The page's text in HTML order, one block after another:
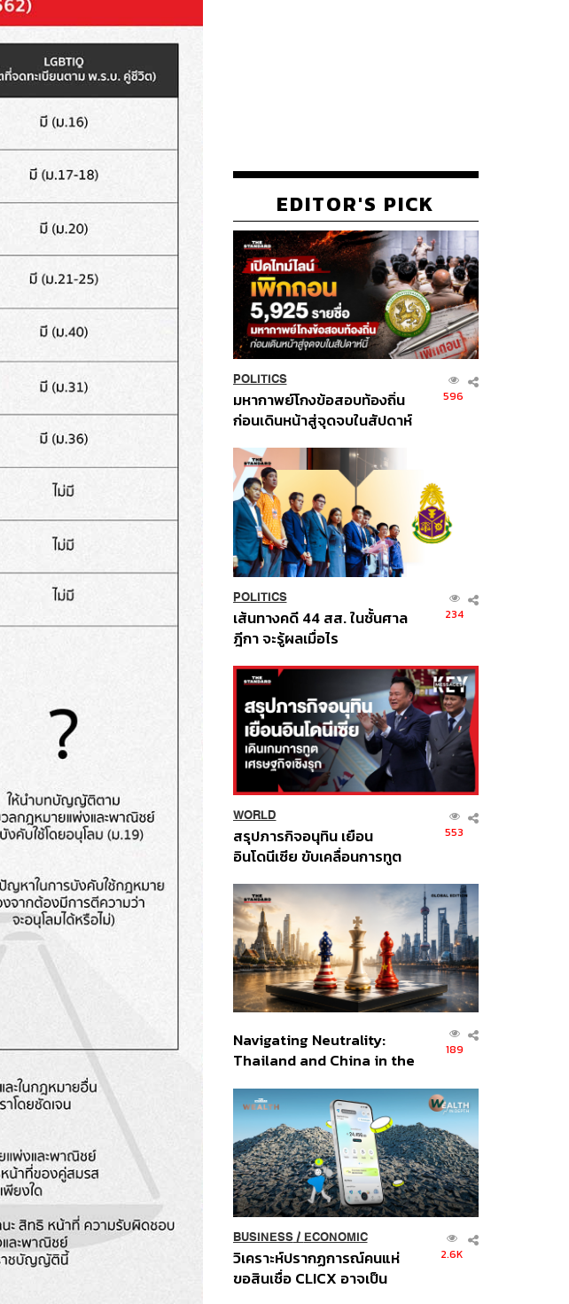
EDITOR'S PICK
POLITICS
มหากาพย์โกงข้อสอบท้องถิ่น
ก่อนเดินหน้าสู่จุดจบในสัปดาห์
596
POLITICS
เส้นทางคดี 44 สส. ในชั้นศาล
ฎีกา จะรู้ผลเมื่อไร
234
WORLD
สรุปภารกิจอนุทิน เยือน
อินโดนีเซีย ขับเคลื่อนการทูต
ส่วนยุทธศาสตร์ไทย –
อินโดนีเซีย
553
Navigating Neutrality:
Thailand and China in the
Order
189
BUSINESS/ ECONOMIC
วิเคราะห์ปรากฏการณ์คนแห่
ขอสินเชื่อ CLICX อาจเป็น
2.6K